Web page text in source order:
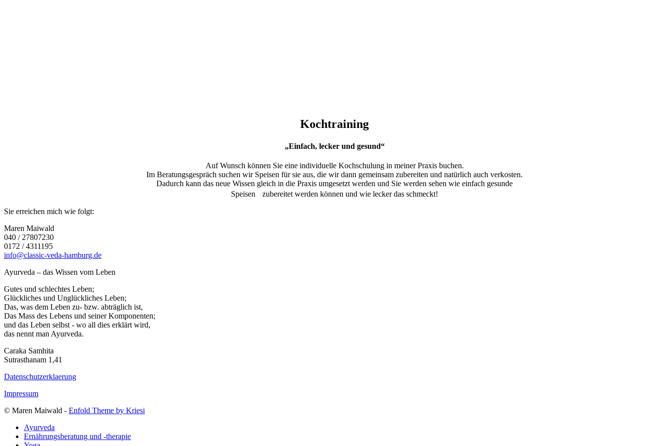
Kochtraining
„Einfach, lecker und gesund“
Auf Wunsch können Sie eine individuelle Kochschulung in meiner Praxis buchen.
Im Beratungsgespräch suchen wir Speisen für sie aus, die wir dann gemeinsam zubereiten und natürlich auch verkosten.
Dadurch kann das neue Wissen gleich in die Praxis umgesetzt werden und Sie werden sehen wie einfach gesunde
Speisen zubereitet werden können und wie lecker das schmeckt!
Sie erreichen mich wie folgt:
Maren Maiwald
040 / 27807230
0172 / 4311195
info@classic-veda-hamburg.de
Ayurveda – das Wissen vom Leben
Gutes und schlechtes Leben;
Glückliches und Unglückliches Leben;
Das, was dem Leben zu- bzw. abträglich ist,
Das Mass des Lebens und seiner Komponenten;
und das Leben selbst - wo all dies erklärt wird,
das nennt man Ayurveda.
Caraka Samhita
Sutrasthanam 1,41
Datenschutzerklaerung
Impressum
© Maren Maiwald - Enfold Theme by Kriesi
Ayurveda
Ernährungsberatung und -therapie